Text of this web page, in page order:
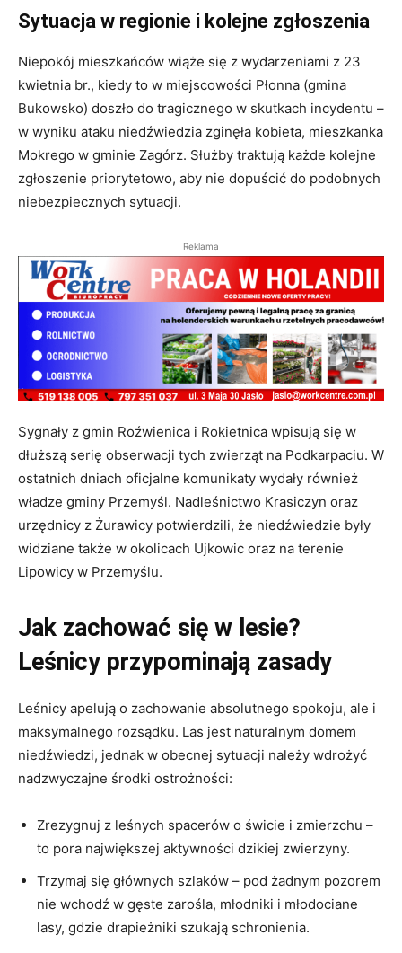
Sytuacja w regionie i kolejne zgłoszenia
Niepokój mieszkańców wiąże się z wydarzeniami z 23
kwietnia br., kiedy to w miejscowości Płonna (gmina
Bukowsko) doszło do tragicznego w skutkach incydentu –
w wyniku ataku niedźwiedzia zginęła kobieta, mieszkanka
Mokrego w gminie Zagórz. Służby traktują każde kolejne
zgłoszenie priorytetowo, aby nie dopuścić do podobnych
niebezpiecznych sytuacji.
Reklama
Sygnały z gmin Roźwienica i Rokietnica wpisują się w
dłuższą serię obserwacji tych zwierząt na Podkarpaciu. W
ostatnich dniach oficjalne komunikaty wydały również
władze gminy Przemyśl. Nadleśnictwo Krasiczyn oraz
urzędnicy z Żurawicy potwierdzili, że niedźwiedzie były
widziane także w okolicach Ujkowic oraz na terenie
Lipowicy w Przemyślu.
Jak zachować się w lesie?
Leśnicy przypominają zasady
Leśnicy apelują o zachowanie absolutnego spokoju, ale i
maksymalnego rozsądku. Las jest naturalnym domem
niedźwiedzi, jednak w obecnej sytuacji należy wdrożyć
nadzwyczajne środki ostrożności:
Zrezygnuj z leśnych spacerów o świcie i zmierzchu –
to pora największej aktywności dzikiej zwierzyny.
Trzymaj się głównych szlaków – pod żadnym pozorem
nie wchodź w gęste zarośla, młodniki i młodociane
lasy, gdzie drapieżniki szukają schronienia.